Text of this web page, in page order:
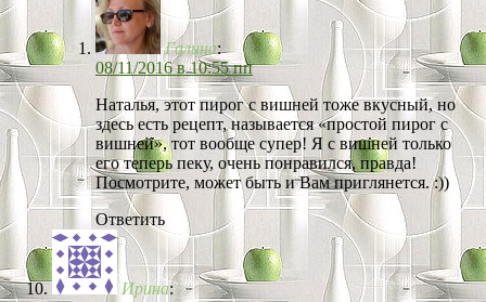
Галина:
08/11/2016 в 10:55 пп
Наталья, этот пирог с вишней тоже вкусный, но
здесь есть рецепт, называется «простой пирог с
вишней», тот вообще супер! Я с вишней только
его теперь пеку, очень понравился, правда!
Посмотрите, может быть и Вам приглянется. :))
Ответить
Ирина: